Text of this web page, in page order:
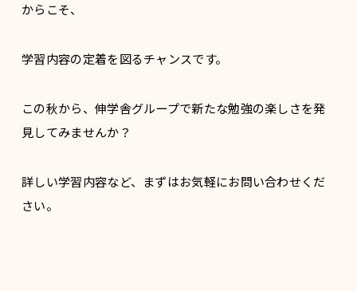
からこそ、
学習内容の定着を図るチャンスです。
この秋から、伸学舎グループで新たな勉強の楽しさを発
見してみませんか？
詳しい学習内容など、まずはお気軽にお問い合わせくだ
さい。